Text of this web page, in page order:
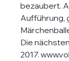
bezaubert.
Aufführung,
Die
2017.